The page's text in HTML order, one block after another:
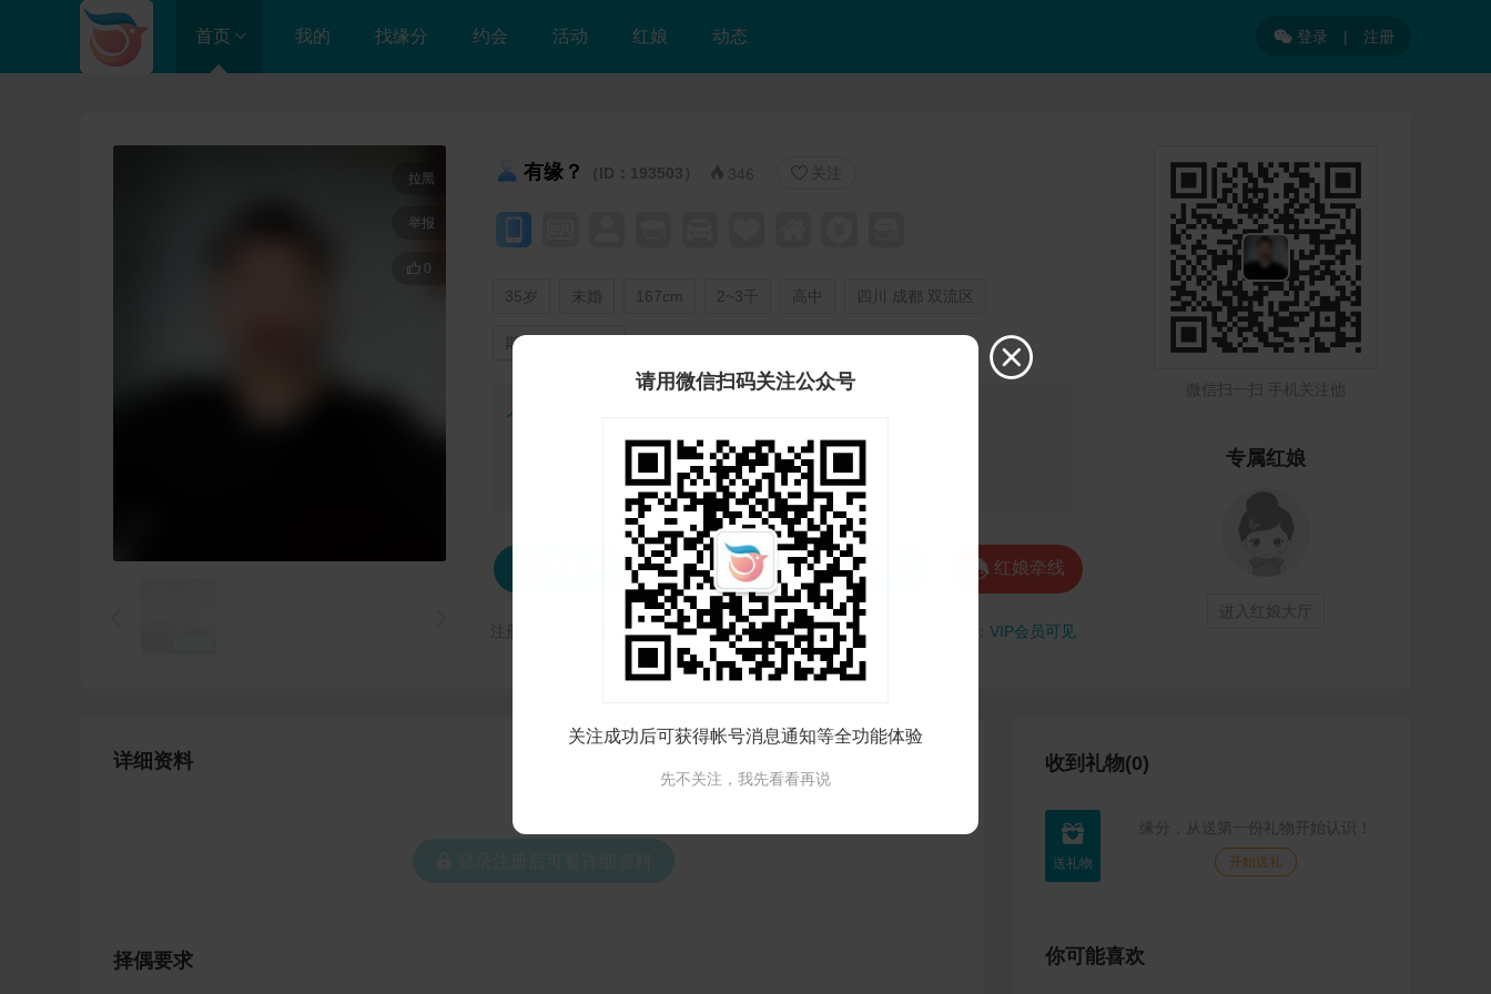
首页 我的 找缘分 约会 活动 红娘 动态 登录 | 注册
拉黑
举报
 0
有缘？ （ID：193503）  346  关注
35岁 未婚 167cm 2~3千 高中 四川 成都 双流区
期望半年内结婚
个人独白：
 登录注册后可看自我介绍
 打招呼  联系Ta  红娘牵线
VIP会员可见最后登录时间：VIP会员可见 VIP会员可见
微信扫一扫 手机关注他
专属红娘
进入红娘大厅
详细资料
择偶要求
收到礼物(0)
 缘分，从送第一份礼物开始认识！
开始送礼
你可能喜欢

请用微信扫码关注公众号
关注成功后可获得帐号消息通知等全功能体验
先不关注，我先看看再说